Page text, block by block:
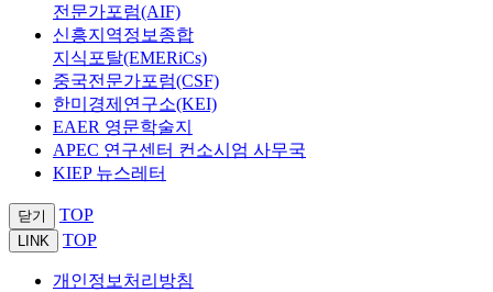
전문가포럼(AIF)
신흥지역정보종합
지식포탈(EMERiCs)
중국전문가포럼(CSF)
한미경제연구소(KEI)
EAER 영문학술지
APEC 연구센터 컨소시엄 사무국
KIEP 뉴스레터
닫기 TOP
LINK TOP
개인정보처리방침